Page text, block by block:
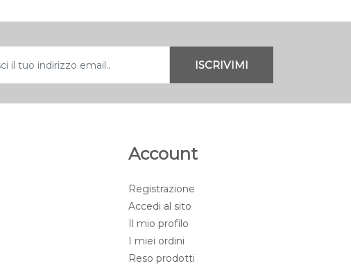
Account
Registrazione
Accedi al sito
Il mio profilo
I miei ordini
Reso prodotti